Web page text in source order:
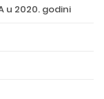
u 2020. godini